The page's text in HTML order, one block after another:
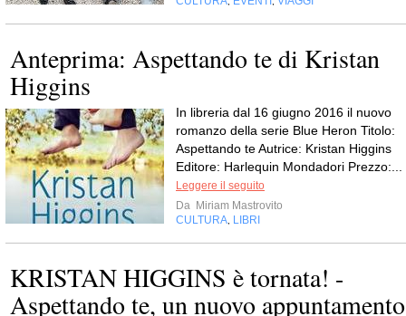
Anteprima: Aspettando te di Kristan
Higgins
In libreria dal 16 giugno 2016 il nuovo
romanzo della serie Blue Heron Titolo:
Aspettando te Autrice: Kristan Higgins
Editore: Harlequin Mondadori Prezzo:...
Leggere il seguito
Da Miriam Mastrovito
CULTURA LIBRI
KRISTAN HIGGINS è tornata! -
Aspettando te, un nuovo appuntamento